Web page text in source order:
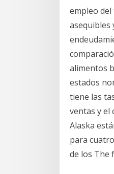
empleo
asequibles
alimentos
estados
tiene las
ventas y el
Alaska
para
de los The